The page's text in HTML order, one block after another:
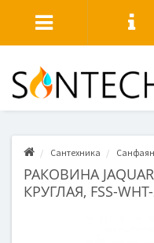
Сантехника
РАКОВИНА
КРУГЛАЯ, FSS-